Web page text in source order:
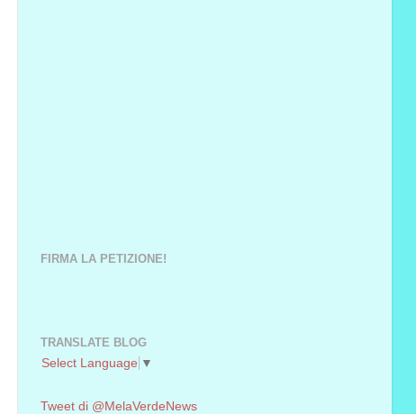
FIRMA LA PETIZIONE!
TRANSLATE BLOG
Select Language ▼
Tweet di @MelaVerdeNews